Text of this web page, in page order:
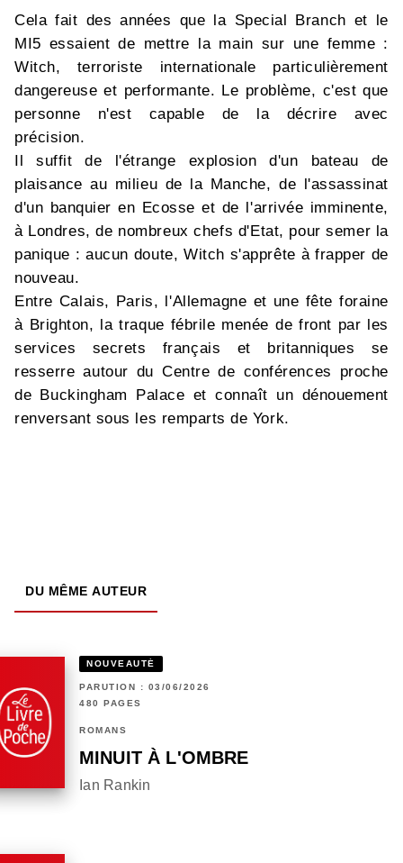
Cela fait des années que la Special Branch et le
MI5 essaient de mettre la main sur une femme :
Witch, terroriste internationale particulièrement
dangereuse et performante. Le problème, c'est que
personne n'est capable de la décrire avec
précision.
Il suffit de l'étrange explosion d'un bateau de
plaisance au milieu de la Manche, de l'assassinat
d'un banquier en Ecosse et de l'arrivée imminente,
à Londres, de nombreux chefs d'Etat, pour semer la
panique : aucun doute, Witch s'apprête à frapper de
nouveau.
Entre Calais, Paris, l'Allemagne et une fête foraine
à Brighton, la traque fébrile menée de front par les
services secrets français et britanniques se
resserre autour du Centre de conférences proche
de Buckingham Palace et connaît un dénouement
renversant sous les remparts de York.
DU MÊME AUTEUR
NOUVEAUTÉ
PARUTION : 03/06/2026
480 PAGES
ROMANS
MINUIT À L'OMBRE
Ian Rankin